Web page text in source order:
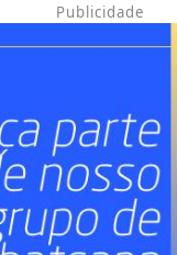
Publicidade